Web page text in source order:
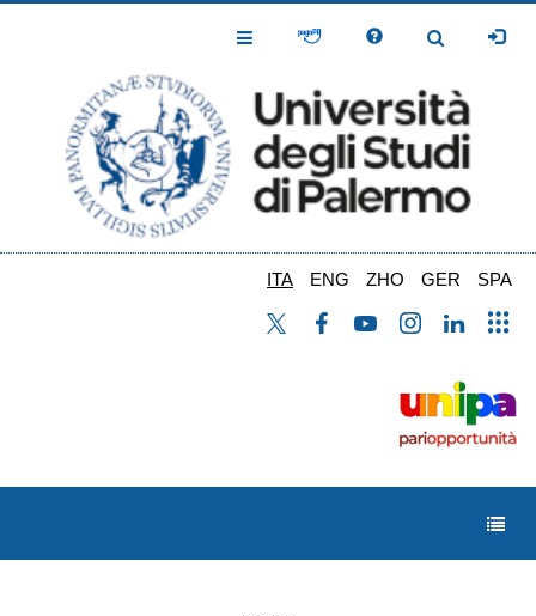
Toggle
Toggle
ITA ENG ZHO GER SPA